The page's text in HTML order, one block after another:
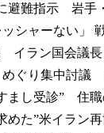
避難指示 岩手
シャーない」
イラン国会議長
めぐり集中討
まし受診” 住
めた”米イラン